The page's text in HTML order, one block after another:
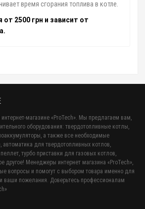
время сгорания топлива в котле.
от 2500 грн и зависит от
интернет-магазине «ProTech». Мы предлагаем вам,
оборудования: твердотопливные котлы,
а также все необходимые
для твердотопливных котлов,
турбо приставки для газовых котлов,
другое! Менеджеры интернет магазина «ProTech»,
вопросы и помогут с выбором товара именно для
ваши пожелания. Доверьтесь профессионалам